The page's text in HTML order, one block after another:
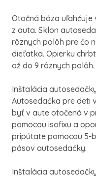
Otočná báza
z auta. Sklon
rôznych polôh pre čo
dieťatka. Opierku
až do 9 rôznych polôh.
Inštalácia
Autosedačka pre deti
byť v aute otočená v
pomocou isofixu a
pripútate pomocou 5-
pásov autosedačky.
Inštalácia